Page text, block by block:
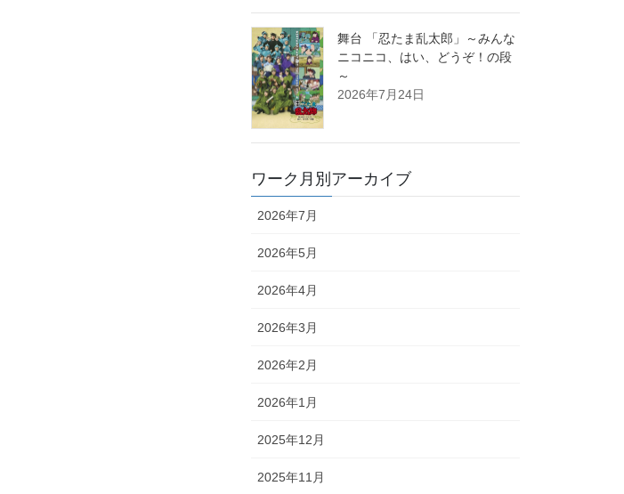
舞台 「忍たま乱太郎」～みんな
ニコニコ、はい、どうぞ！の段
～
2026年7月24日
ワーク月別アーカイブ
2026年7月
2026年5月
2026年4月
2026年3月
2026年2月
2026年1月
2025年12月
2025年11月